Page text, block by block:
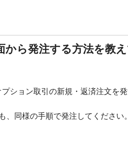
ら発注する方法を教え
ション取引の新規・返済注文を
同様の手順で発注してください。